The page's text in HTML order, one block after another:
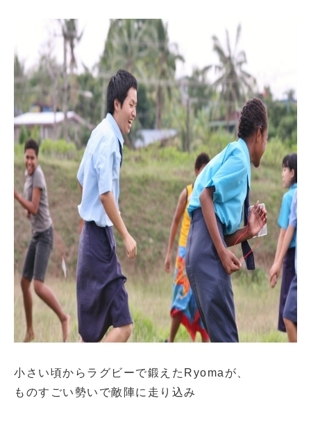
小さい頃からラグビーで鍛えたRyomaが、
ものすごい勢いで敵陣に走り込み